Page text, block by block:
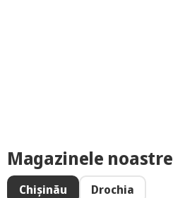
Magazinele noastre
Chișinău Drochia